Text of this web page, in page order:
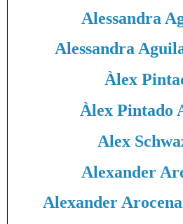
Alessandra
Alessandra
Àlex
Àlex Pintado
Alex
Alexander
Alexander